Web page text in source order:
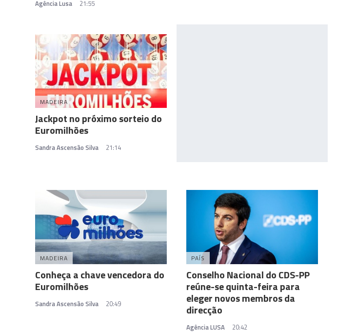
Agência Lusa 21:55
MADEIRA
Jackpot no próximo sorteio do
Euromilhões
Sandra Ascensão Silva 21:14
MADEIRA
Conheça a chave vencedora do
Euromilhões
Sandra Ascensão Silva 20:49
PAÍS
Conselho Nacional do CDS-PP
reúne-se quinta-feira para
eleger novos membros da
direcção
Agência LUSA 20:42